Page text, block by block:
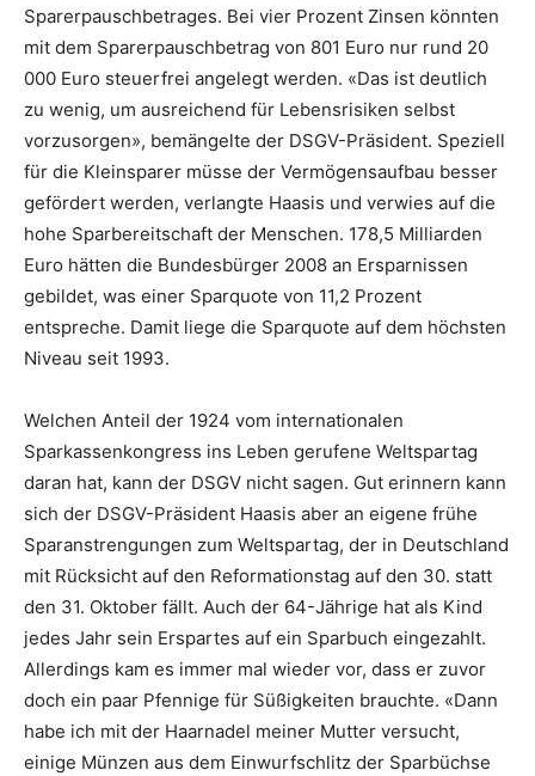
Sparerpauschbetrages. Bei vier Prozent Zinsen könnten
mit dem Sparerpauschbetrag von 801 Euro nur rund 20
000 Euro steuerfrei angelegt werden. «Das ist deutlich
zu wenig, um ausreichend für Lebensrisiken selbst
vorzusorgen», bemängelte der DSGV-Präsident. Speziell
für die Kleinsparer müsse der Vermögensaufbau besser
gefördert werden, verlangte Haasis und verwies auf die
hohe Sparbereitschaft der Menschen. 178,5 Milliarden
Euro hätten die Bundesbürger 2008 an Ersparnissen
gebildet, was einer Sparquote von 11,2 Prozent
entspreche. Damit liege die Sparquote auf dem höchsten
Niveau seit 1993.
Welchen Anteil der 1924 vom internationalen
Sparkassenkongress ins Leben gerufene Weltspartag
daran hat, kann der DSGV nicht sagen. Gut erinnern kann
sich der DSGV-Präsident Haasis aber an eigene frühe
Sparanstrengungen zum Weltspartag, der in Deutschland
mit Rücksicht auf den Reformationstag auf den 30. statt
den 31. Oktober fällt. Auch der 64-Jährige hat als Kind
jedes Jahr sein Erspartes auf ein Sparbuch eingezahlt.
Allerdings kam es immer mal wieder vor, dass er zuvor
doch ein paar Pfennige für Süßigkeiten brauchte. «Dann
habe ich mit der Haarnadel meiner Mutter versucht,
einige Münzen aus dem Einwurfschlitz der Sparbüchse